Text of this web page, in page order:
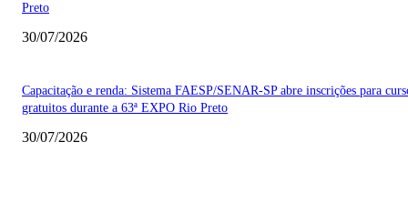
Preto
30/07/2026
Capacitação e renda: Sistema FAESP/SENAR-SP abre inscrições para
gratuitos durante a 63ª EXPO Rio Preto
30/07/2026